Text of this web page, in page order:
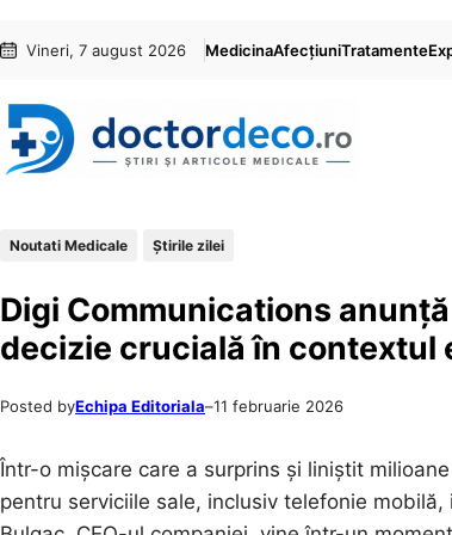
conținut
content
Vineri, 7 august 2026 MedicinaAfecțiuniTratamente
Noutati Medicale Știrile zilei
Digi Communications
decizie crucială în contextul
Posted byEchipa Editoriala–11 februarie 2026
Într-o mișcare care a surprins și liniștit
pentru serviciile sale, inclusiv telefonie